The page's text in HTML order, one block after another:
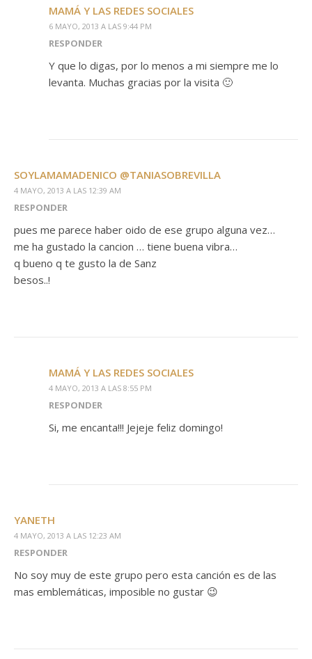
MAMÁ Y LAS REDES SOCIALES
6 MAYO, 2013 A LAS 9:44 PM
RESPONDER
Y que lo digas, por lo menos a mi siempre me lo
levanta. Muchas gracias por la visita 🙂
SOYLAMAMADENICO @TANIASOBREVILLA
4 MAYO, 2013 A LAS 12:39 AM
RESPONDER
pues me parece haber oido de ese grupo alguna vez…
me ha gustado la cancion … tiene buena vibra…
q bueno q te gusto la de Sanz
besos..!
MAMÁ Y LAS REDES SOCIALES
4 MAYO, 2013 A LAS 8:55 PM
RESPONDER
Si, me encanta!!! Jejeje feliz domingo!
YANETH
4 MAYO, 2013 A LAS 12:23 AM
RESPONDER
No soy muy de este grupo pero esta canción es de las
mas emblemáticas, imposible no gustar 😉